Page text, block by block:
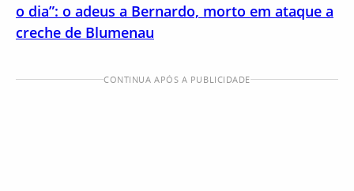
o dia”: o adeus a Bernardo, morto em ataque a
creche de Blumenau
CONTINUA APÓS A PUBLICIDADE